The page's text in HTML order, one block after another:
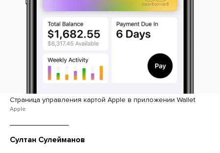
Страница управления картой Apple в приложении Wallet
Apple
Султан Сулейманов